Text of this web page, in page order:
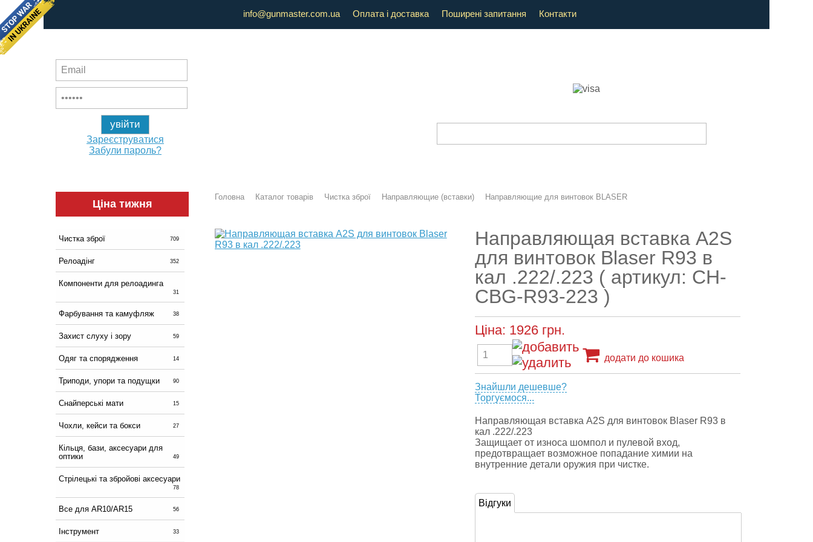
info@gunmaster.com.ua Оплата і доставка Поширені запитання Контакти
Зареєструватися
Забули пароль?
Ціна тижня
Чистка зброї 709
Релоадінг 352
Компоненти для релоадинга
31
Фарбування та камуфляж 38
Захист слуху і зору 59
Одяг та спорядження 14
Триподи, упори та подущки 90
Снайперські мати 15
Чохли, кейси та бокси 27
Кільця, бази, аксесуари для
оптики
49
Стрілецькі та збройові аксесуари
78
Все для AR10/AR15 56
Інструмент 33
Головна Каталог товарів Чистка зброї Направляющие (вставки) Направляющие для винтовок BLASER
Направляющая вставка A2S
для винтовок Blaser R93 в
кал .222/.223 ( артикул: CH-
CBG-R93-223 )
Ціна: 1926 грн.
додати до кошика
Знайшли дешевше?
Торгуємося...
Направляющая вставка A2S для винтовок Blaser R93 в
кал .222/.223
Защищает от износа шомпол и пулевой вход,
предотвращает возможное попадание химии на
внутренние детали оружия при чистке.
Відгуки